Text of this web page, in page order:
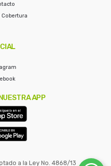
APP
a la Ley No. 4868/13